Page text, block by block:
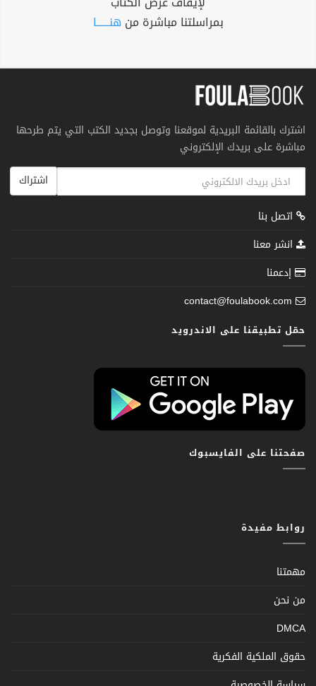
بمراسلتنا مباشرة من هنــــــا
اشترك بالقائمة البريدية لموقعنا وتوصل بجديد الكتب التي يتم طرحها
مباشرة على بريدك الإلكتروني
اشتراك
اتصل بنا
انشر معنا
إدعمنا
contact@foulabook.com
حمّل تطبيقنا على الاندرويد
صفحتنا على الفايسبوك
روابط مفيدة
مهمتنا
من نحن
DMCA
حقوق الملكية الفكرية